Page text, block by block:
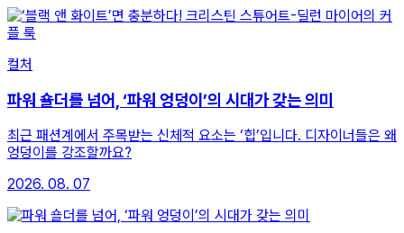
컬처
파워 숄더를 넘어, ‘파워 엉덩이’의 시대가 갖는 의미
최근 패션계에서 주목받는 신체적 요소는 ‘힙’입니다. 디자이너들은 왜
엉덩이를 강조할까요?
2026. 08. 07